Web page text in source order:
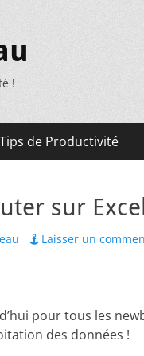
!
Tips de Productivité
sur
Laisser un
pour tous les
des données !